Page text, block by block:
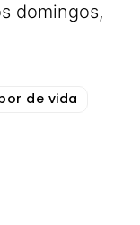
domingos,
de vida